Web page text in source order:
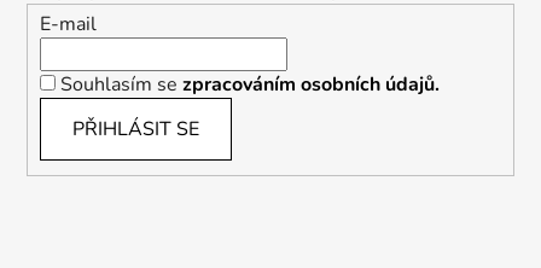
E-mail
Souhlasím se zpracováním osobních údajů.
PŘIHLÁSIT SE